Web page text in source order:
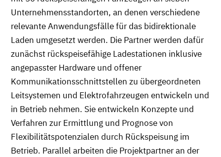
Unternehmensstandorten, an denen verschiedene
relevante Anwendungsfälle für das bidirektionale
Laden umgesetzt werden. Die Partner werden dafür
zunächst rückspeisefähige Ladestationen inklusive
angepasster Hardware und offener
Kommunikationsschnittstellen zu übergeordneten
Leitsystemen und Elektrofahrzeugen entwickeln und
in Betrieb nehmen. Sie entwickeln Konzepte und
Verfahren zur Ermittlung und Prognose von
Flexibilitätspotenzialen durch Rückspeisung im
Betrieb. Parallel arbeiten die Projektpartner an der